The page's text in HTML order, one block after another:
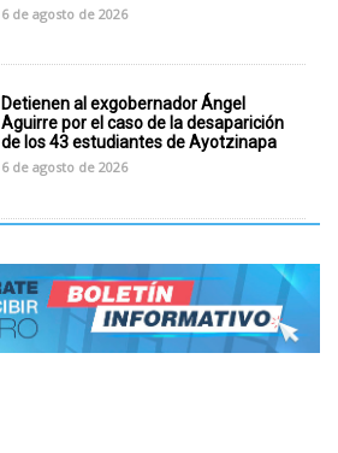
6 de agosto de 2026
Detienen al exgobernador Ángel
Aguirre por el caso de la desaparición
de los 43 estudiantes de Ayotzinapa
6 de agosto de 2026